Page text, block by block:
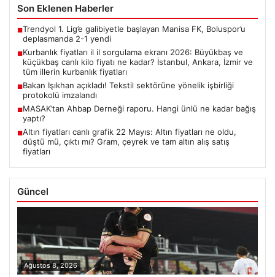
Son Eklenen Haberler
■Trendyol 1. Lig’e galibiyetle başlayan Manisa FK, Boluspor’u
deplasmanda 2-1 yendi
■Kurbanlık fiyatları il il sorgulama ekranı 2026: Büyükbaş ve
küçükbaş canlı kilo fiyatı ne kadar? İstanbul, Ankara, İzmir ve
tüm illerin kurbanlık fiyatları
■Bakan Işıkhan açıkladı! Tekstil sektörüne yönelik işbirliği
protokolü imzalandı
■MASAK’tan Ahbap Derneği raporu. Hangi ünlü ne kadar bağış
yaptı?
■Altın fiyatları canlı grafik 22 Mayıs: Altın fiyatları ne oldu,
düştü mü, çıktı mı? Gram, çeyrek ve tam altın alış satış
fiyatları
Güncel
Ağustos 8, 2026